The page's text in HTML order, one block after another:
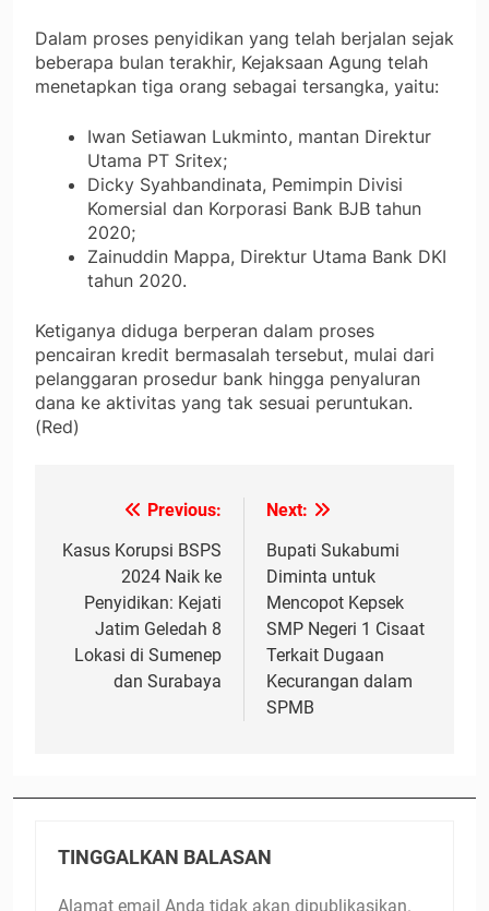
Dalam proses penyidikan yang telah berjalan sejak
beberapa bulan terakhir, Kejaksaan Agung telah
menetapkan tiga orang sebagai tersangka, yaitu:
Iwan Setiawan Lukminto, mantan Direktur
Utama PT Sritex;
Dicky Syahbandinata, Pemimpin Divisi
Komersial dan Korporasi Bank BJB tahun
2020;
Zainuddin Mappa, Direktur Utama Bank DKI
tahun 2020.
Ketiganya diduga berperan dalam proses
pencairan kredit bermasalah tersebut, mulai dari
pelanggaran prosedur bank hingga penyaluran
dana ke aktivitas yang tak sesuai peruntukan.
(Red)
Navigasi
pos
Previous:
Kasus Korupsi BSPS
2024 Naik ke
Penyidikan: Kejati
Jatim Geledah 8
Lokasi di Sumenep
dan Surabaya
Next:
Bupati Sukabumi
Diminta untuk
Mencopot Kepsek
SMP Negeri 1 Cisaat
Terkait Dugaan
Kecurangan dalam
SPMB
TINGGALKAN BALASAN
Alamat email Anda tidak akan dipublikasikan.